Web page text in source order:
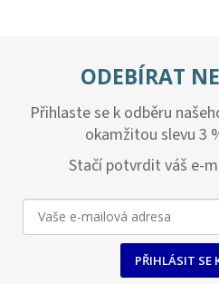
ODEBÍRAT
Přihlaste se k odběru
okamžitou slevu 3
Stačí potvrdit váš e-
PŘIHLÁSIT SE